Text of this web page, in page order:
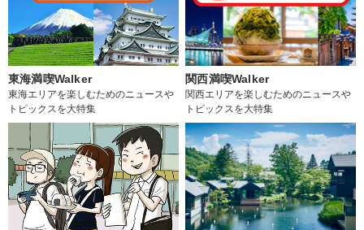
東海満喫Walker
東海エリアを楽しむためのニュースや
トピックスを大特集
関西満喫Walker
関西エリアを楽しむためのニュースや
トピックスを大特集